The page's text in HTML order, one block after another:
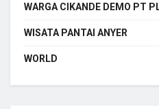
WARGA CIKANDE DEMO PT
WISATA PANTAI ANYER
WORLD